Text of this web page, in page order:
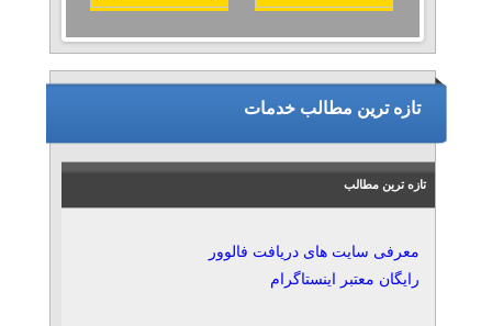
تازه ترین مطالب خدمات
تازه ترین مطالب
معرفی سایت‌ های دریافت فالوور
رایگان معتبر اینستاگرام